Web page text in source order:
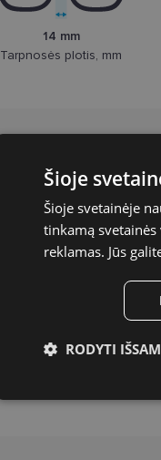
14 mm
Tarpnosės plotis, mm
Šioje
Šioje svetainėje
tinkamą
reklamas. Jūs
RODYTI